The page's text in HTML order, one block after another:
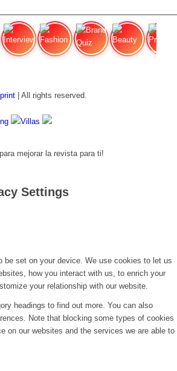
| All rights reserved.
Villas
mejorar la revista para ti!
Settings
be set on your device. We use cookies to let us
how you interact with us, to enrich your
your relationship with our website.
headings to find out more. You can also
Note that blocking some types of cookies
on our websites and the services we are able to